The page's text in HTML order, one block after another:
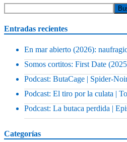
Entradas recientes
En mar abierto (2026):
Somos cortitos: First Date
Podcast: ButaCage | Spider-
Podcast: El tiro por la culata |
Podcast: La butaca perdida |
Categorías